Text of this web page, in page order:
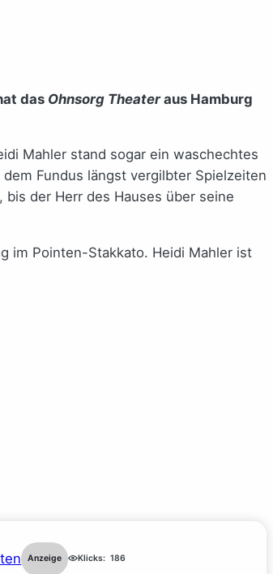
das Ohnsorg Theateraus Hamburg
Mahler stand sogar ein waschechtes
Fundus längst vergilbter Spielzeiten
der Herr des Hauses über seine
im Pointen-Stakkato. Heidi Mahler ist
Anzeige Klicks: 186